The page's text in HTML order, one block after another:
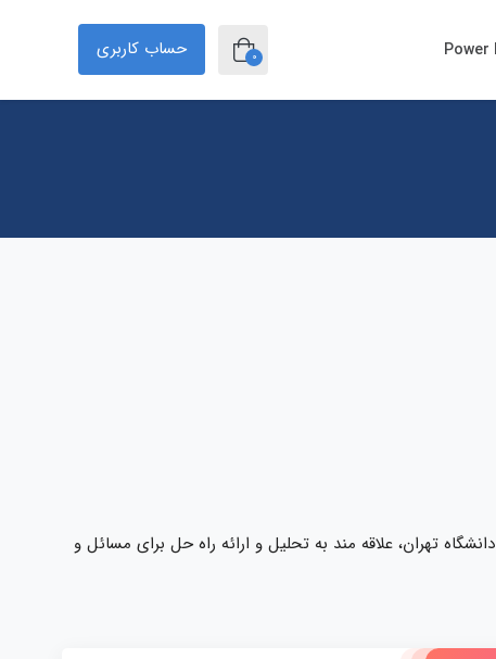
0 حساب کاربری
تهران، علاقه مند به تحلیل و ارائه راه حل برای مسائل و